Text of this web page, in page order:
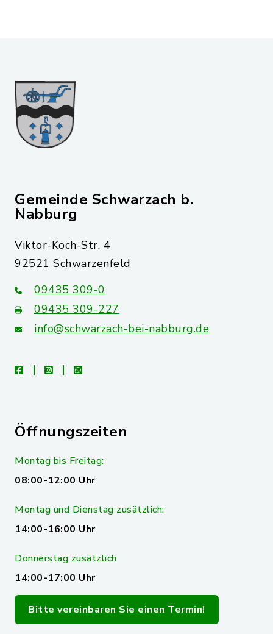
Gemeinde Schwarzach b.
Nabburg
Viktor-Koch-Str. 4
92521 Schwarzenfeld
09435 309-0
09435 309-227
info@schwarzach-bei-nabburg.de
facebookinstagramwhatsapp
Öffnungszeiten
Montag bis Freitag:
08:00-12:00 Uhr
Montag und Dienstag zusätzlich:
14:00-16:00 Uhr
Donnerstag zusätzlich
14:00-17:00 Uhr
Bitte vereinbaren Sie einen Termin!